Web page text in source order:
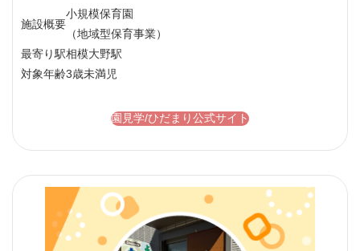
施設概要
小規模保育園
（地域型保育事業）
最寄り駅相模大野駅
対象年齢3歳未満児
園見学/ひだまり公式サイト